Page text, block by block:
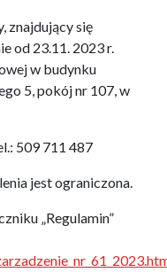
znajdujący się
od 23.11. 2023 r.
w budynku
5, pokój nr 107, w
509 711 487
jest ograniczona.
„Regulamin”